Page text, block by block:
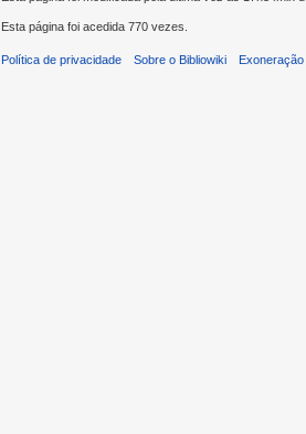
Esta página foi acedida 770 vezes.
Política de privacidade Sobre o Bibliowiki